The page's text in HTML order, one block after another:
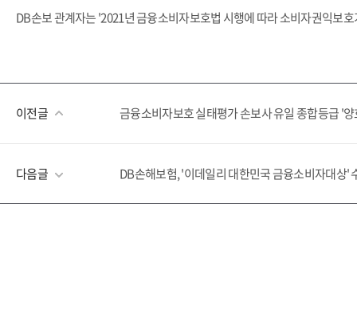
DB손보 관계자는 '2021년 금융소비자보호법 시행에 따라 소비자권익보
이전글 금융소비자보호 실태평가 손보사 유일 종합등급 '
다음글 DB손해보험, '이데일리 대한민국 금융소비자대상'